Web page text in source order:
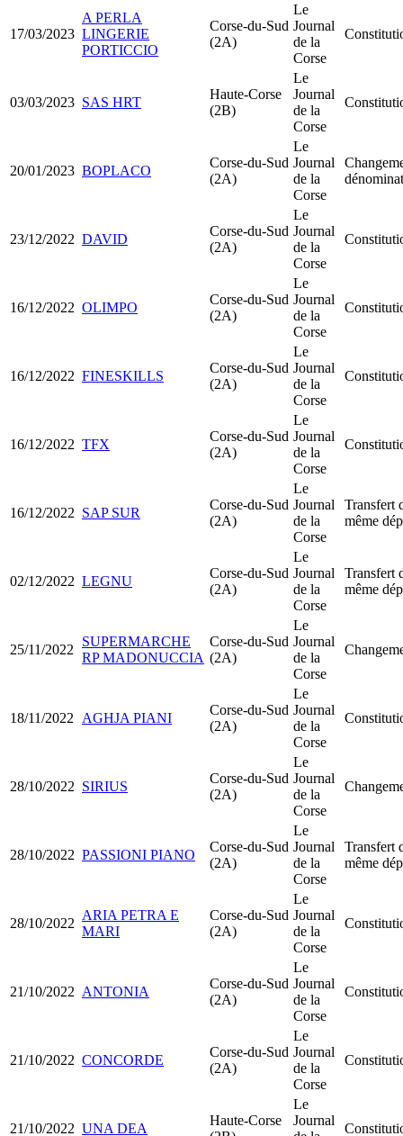
17/03/2023
A PERLA
LINGERIE
PORTICCIO
Corse-du-Sud
(2A)
Le
Journal
de la
Corse
03/03/2023 SAS HRT
Haute-Corse
(2B)
Le
Journal
de la
Corse
20/01/2023 BOPLACO
Corse-du-Sud
(2A)
Le
Journal
de la
Corse
23/12/2022 DAVID
Corse-du-Sud
(2A)
Le
Journal
de la
Corse
16/12/2022 OLIMPO
Corse-du-Sud
(2A)
Le
Journal
de la
Corse
16/12/2022 FINESKILLS
Corse-du-Sud
(2A)
Le
Journal
de la
Corse
16/12/2022 TFX
Corse-du-Sud
(2A)
Le
Journal
de la
Corse
16/12/2022 SAP SUR
Corse-du-Sud
(2A)
Le
Journal
de la
Corse
Transfert
même
02/12/2022 LEGNU
Corse-du-Sud
(2A)
Le
Journal
de la
Corse
Transfert
même
25/11/2022
SUPERMARCHE
RP MADONUCCIA
Corse-du-Sud
(2A)
Le
Journal
de la
Corse
18/11/2022 AGHJA PIANI
Corse-du-Sud
(2A)
Le
Journal
de la
Corse
28/10/2022 SIRIUS
Corse-du-Sud
(2A)
Le
Journal
de la
Corse
28/10/2022 PASSIONI PIANO
Corse-du-Sud
(2A)
Le
Journal
de la
Corse
Transfert
même
28/10/2022
ARIA PETRA E
MARI
Corse-du-Sud
(2A)
Le
Journal
de la
Corse
21/10/2022 ANTONIA
Corse-du-Sud
(2A)
Le
Journal
de la
Corse
21/10/2022 CONCORDE
Corse-du-Sud
(2A)
Le
Journal
de la
Corse
21/10/2022 UNA DEA
Haute-Corse
Le
Journal